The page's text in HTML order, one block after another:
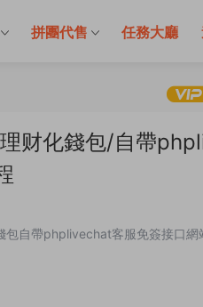
拼團代售 任務大廳
财化錢包/自帶
自帶phplivechat客服免簽接口網